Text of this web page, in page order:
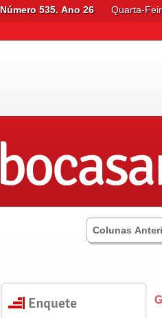
Número 535. Ano 26 Quarta-
Colunas